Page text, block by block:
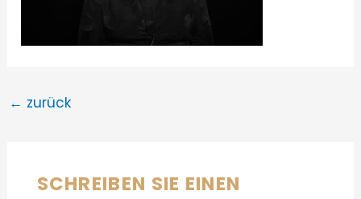
← zurück
SCHREIBEN SIE EINEN